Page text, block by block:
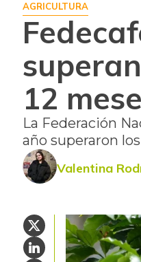
AGRICULTURA
12
La Federación
año superaron
Valentina